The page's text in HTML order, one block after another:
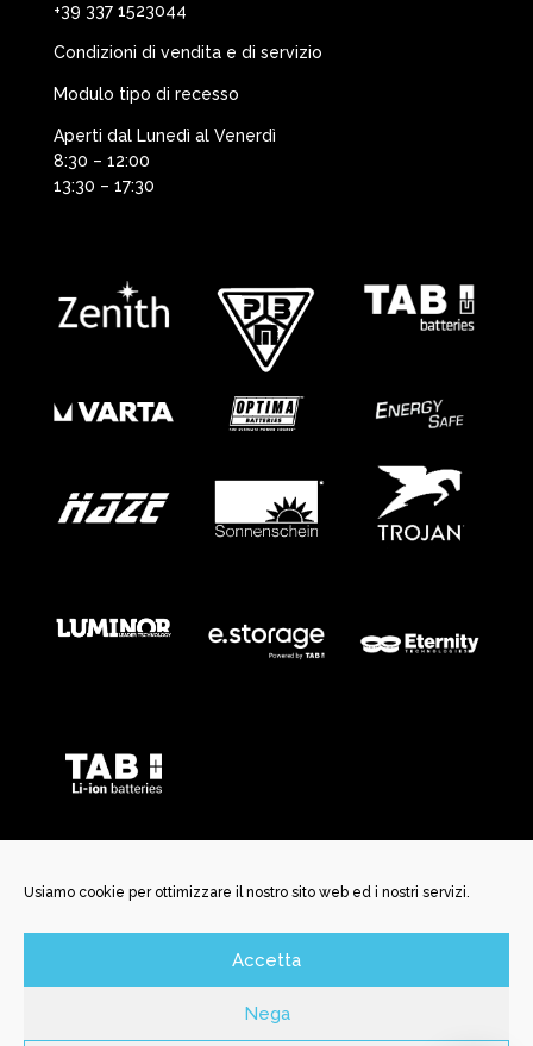
Usiamo cookie per ottimizzare il nostro sito web ed i nostri servizi.
Accetta
Nega
+39 337 1523044
Condizioni di vendita e di servizio
Modulo tipo di recesso
Aperti dal Lunedì al Venerdì
8:30 – 12:00
13:30 – 17:30
©️ New Battery Service Srl | Via San Martino, 29 | 25037